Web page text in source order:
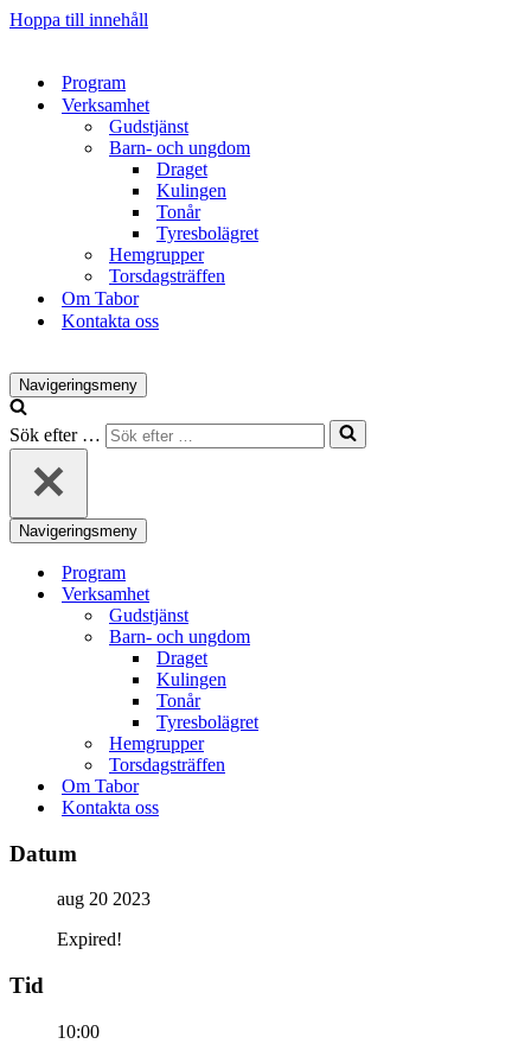
Hoppa till innehåll
Program
Verksamhet
Gudstjänst
Barn- och ungdom
Draget
Kulingen
Tonår
Tyresbolägret
Hemgrupper
Torsdagsträffen
Om Tabor
Kontakta oss
Navigeringsmeny
Sök efter …
Navigeringsmeny
Program
Verksamhet
Gudstjänst
Barn- och ungdom
Draget
Kulingen
Tonår
Tyresbolägret
Hemgrupper
Torsdagsträffen
Om Tabor
Kontakta oss
Datum
aug 20 2023
Expired!
Tid
10:00